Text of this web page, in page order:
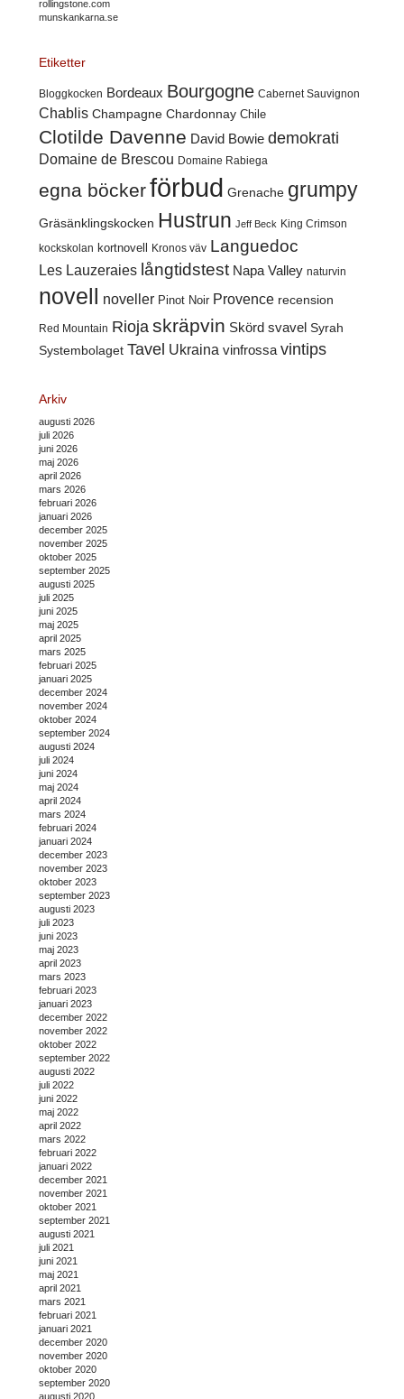
rollingstone.com
munskankarna.se
Etiketter
Bloggkocken Bordeaux Bourgogne Cabernet Sauvignon
Chablis Champagne Chardonnay Chile
Clotilde Davenne David Bowie demokrati
Domaine de Brescou Domaine Rabiega
egna böckerförbud Grenache grumpy
Gräsänklingskocken Hustrun Jeff Beck King Crimson
kockskolan kortnovell Kronos väv Languedoc
Les Lauzeraies långtidstest Napa Valley naturvin
novell noveller Pinot Noir Provence recension
Red Mountain Rioja skräpvin Skörd svavel Syrah
Systembolaget Tavel Ukraina vinfrossa vintips
Arkiv
augusti 2026
juli 2026
juni 2026
maj 2026
april 2026
mars 2026
februari 2026
januari 2026
december 2025
november 2025
oktober 2025
september 2025
augusti 2025
juli 2025
juni 2025
maj 2025
april 2025
mars 2025
februari 2025
januari 2025
december 2024
november 2024
oktober 2024
september 2024
augusti 2024
juli 2024
juni 2024
maj 2024
april 2024
mars 2024
februari 2024
januari 2024
december 2023
november 2023
oktober 2023
september 2023
augusti 2023
juli 2023
juni 2023
maj 2023
april 2023
mars 2023
februari 2023
januari 2023
december 2022
november 2022
oktober 2022
september 2022
augusti 2022
juli 2022
juni 2022
maj 2022
april 2022
mars 2022
februari 2022
januari 2022
december 2021
november 2021
oktober 2021
september 2021
augusti 2021
juli 2021
juni 2021
maj 2021
april 2021
mars 2021
februari 2021
januari 2021
december 2020
november 2020
oktober 2020
september 2020
augusti 2020